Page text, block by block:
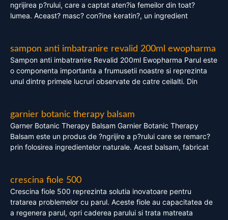
ngrijirea p?rului, care a captat aten?ia femeilor din toat?
lumea. Aceast? masc? con?ine keratin?, un ingredient
sampon anti imbatranire revalid 200ml ewopharma
Sampon anti imbatranire Revalid 200ml Ewopharma Parul este
o componenta importanta a frumusetii noastre si reprezinta
unul dintre primele lucruri observate de catre ceilalti. Din
garnier botanic therapy balsam
Garner Botanic Therapy Balsam Garnier Botanic Therapy
Balsam este un produs de ?ngrijire a p?rului care se remarc?
prin folosirea ingredientelor naturale. Acest balsam, fabricat
crescina fiole 500
Crescina fiole 500 reprezinta solutia inovatoare pentru
tratarea problemelor cu parul. Aceste fiole au capacitatea de
a regenera parul, opri caderea parului si trata matreata